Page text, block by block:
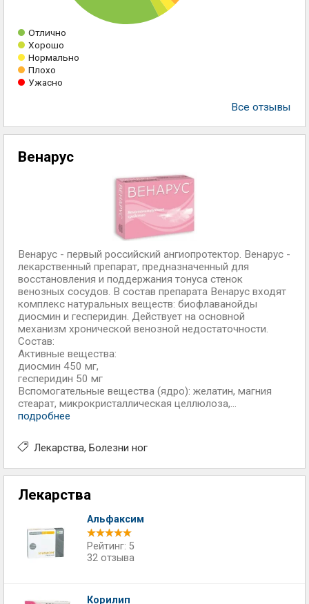
Отлично
Хорошо
Нормально
Плохо
Ужасно
Все отзывы
Венарус
Венарус - первый российский ангиопротектор. Венарус -
лекарственный препарат, предназначенный для
восстановления и поддержания тонуса стенок
венозных сосудов. В состав препарата Венарус входят
комплекс натуральных веществ: биофлаванойды
диосмин и гесперидин. Действует на основной
механизм хронической венозной недостаточности.
Состав:
Активные вещества:
диосмин 450 мг,
гесперидин 50 мг
Вспомогательные вещества (ядро): желатин, магния
стеарат, микрокристаллическая целлюлоза,...
подробнее
Лекарства Болезни ног
Лекарства
Альфаксим
Рейтинг: 5
32 отзыва
Корилип